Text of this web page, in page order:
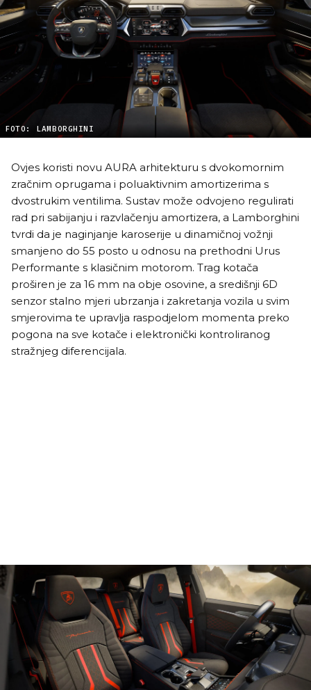
FOTO: LAMBORGHINI
Ovjes koristi novu AURA arhitekturu s dvokomornim
zračnim oprugama i poluaktivnim amortizerima s
dvostrukim ventilima. Sustav može odvojeno regulirati
rad pri sabijanju i razvlačenju amortizera, a Lamborghini
tvrdi da je naginjanje karoserije u dinamičnoj vožnji
smanjeno do 55 posto u odnosu na prethodni Urus
Performante s klasičnim motorom. Trag kotača
proširen je za 16 mm na obje osovine, a središnji 6D
senzor stalno mjeri ubrzanja i zakretanja vozila u svim
smjerovima te upravlja raspodjelom momenta preko
pogona na sve kotače i elektronički kontroliranog
stražnjeg diferencijala.